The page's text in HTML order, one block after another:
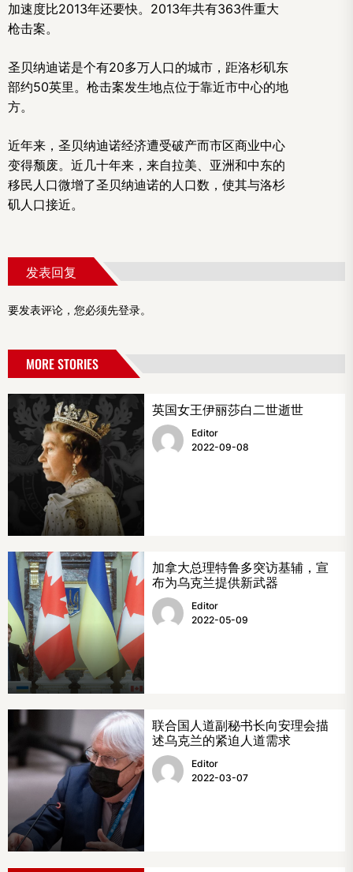
加速度比2013年还要快。2013年共有363件重大
枪击案。
圣贝纳迪诺是个有20多万人口的城市，距洛杉矶东
部约50英里。枪击案发生地点位于靠近市中心的地
方。
近年来，圣贝纳迪诺经济遭受破产而市区商业中心
变得颓废。近几十年来，来自拉美、亚洲和中东的
移民人口微增了圣贝纳迪诺的人口数，使其与洛杉
矶人口接近。
发表回复
要发表评论，您必须先登录。
MORE STORIES
英国女王伊丽莎白二世逝世
Editor
2022-09-08
加拿大总理特鲁多突访基辅，宣
布为乌克兰提供新武器
Editor
2022-05-09
联合国人道副秘书长向安理会描
述乌克兰的紧迫人道需求
Editor
2022-03-07